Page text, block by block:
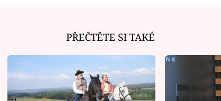
PŘEČTĚTE SI TAKÉ